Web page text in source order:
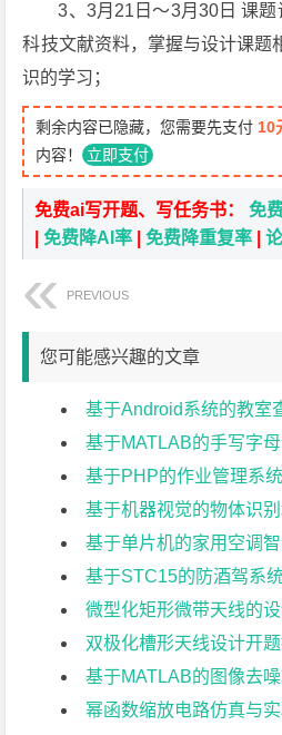
3、3月21日～3月30日 课
科技文献资料，掌握与设计课题
识的学习；
剩余内容已隐藏，您需要先支付 10
内容！ 立即支付
免费ai写开题、写任务书：免
|免费降AI率 |免费降重复率 |
PREVIOUS
您可能感兴趣的文章
基于Android系统的教室
基于MATLAB的手写字
基于PHP的作业管理系
基于机器视觉的物体识别
基于单片机的家用空调
基于STC15的防酒驾系
微型化矩形微带天线的
双极化槽形天线设计开
基于MATLAB的图像去
幂函数缩放电路仿真与